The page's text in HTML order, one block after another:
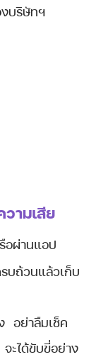
บริษัทฯ
วามเสีย
อผ่านแอป
บถ้วนแล้วเก็บ
อย่าลืมเช็ค
ะได้ขับขี่อย่าง